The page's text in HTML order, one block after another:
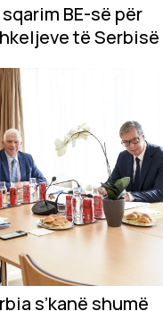
BE-së për
të Serbisë
s’kanë shumë